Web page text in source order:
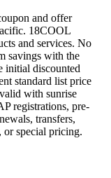
and offer
18COOL
and services. No
savings with the
initial discounted
standard list price
with sunrise
registrations, pre-
transfers,
or special pricing.